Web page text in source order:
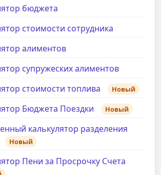
бюджета
стоимости сотрудника
алиментов
супружеских алиментов
стоимости топлива
Новый
Бюджета Поездки Новый
калькулятор разделения
Новый
Пени за Просрочку Счета